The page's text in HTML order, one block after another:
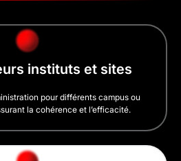
instituts et sites
pour différents campus ou
la cohérence et l’efficacité.